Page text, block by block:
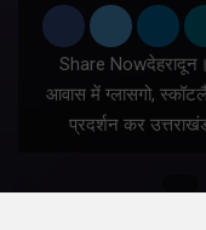
Share
आवास में ग्लासगो,
प्रदर्शन कर